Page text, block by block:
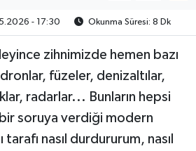
- 17:30 Okunma Süresi: 8 Dk
zihnimizde hemen bazı
füzeler, denizaltılar,
radarlar... Bunların hepsi
bir soruya verdiği modern
nasıl durdururum, nasıl